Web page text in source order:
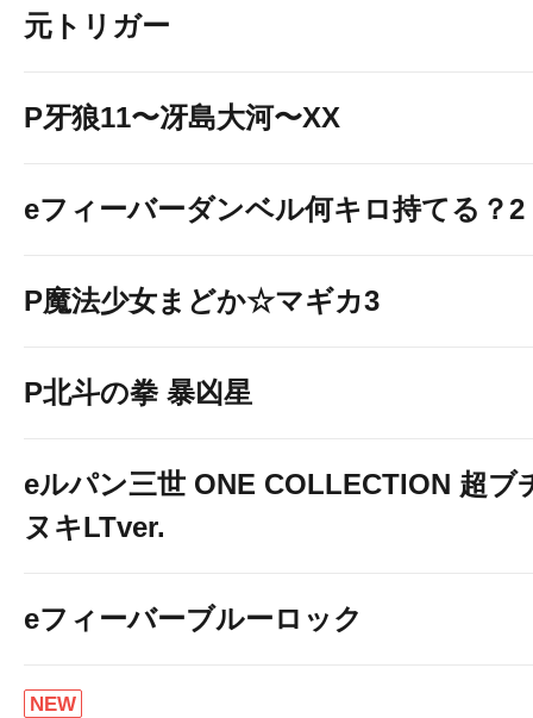
元トリガー
P牙狼11〜冴島大河〜XX
eフィーバーダンベル何キロ持てる？2
P魔法少女まどか☆マギカ3
P北斗の拳 暴凶星
eルパン三世 ONE COLLECTION 超ブ
ヌキLTver.
eフィーバーブルーロック
NEW